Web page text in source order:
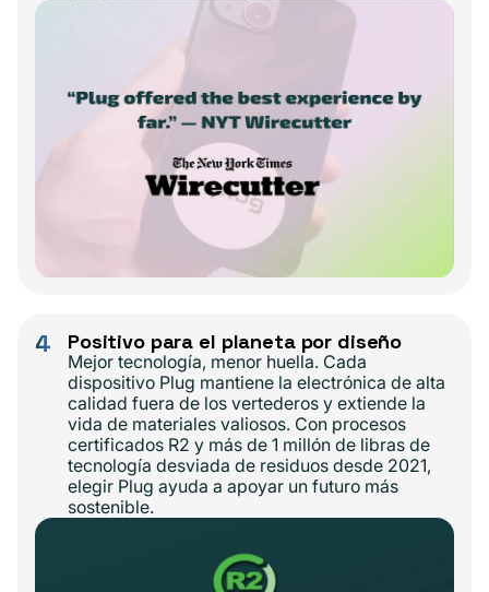
4 Positivo para el planeta por diseño
Mejor tecnología, menor huella. Cada
dispositivo Plug mantiene la electrónica de alta
calidad fuera de los vertederos y extiende la
vida de materiales valiosos. Con procesos
certificados R2 y más de 1 millón de libras de
tecnología desviada de residuos desde 2021,
elegir Plug ayuda a apoyar un futuro más
sostenible.